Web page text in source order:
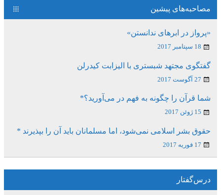
مصاحبه‌های پیشین
«پرواز در ابرهای ندانستن»
18 سپتامبر 2017
گفتگوی مجتهد شبستری با الیزابت کیدرلن
27 آگوست 2017
شما قرآن را چگونه به فهم در می‌آورید؟*
15 ژوئن 2017
حقوق بشر اسلامی نمی‌شود، اما مسلمانان باید آن را بپذیرند *
17 فوریه 2017
درس‌گفتار